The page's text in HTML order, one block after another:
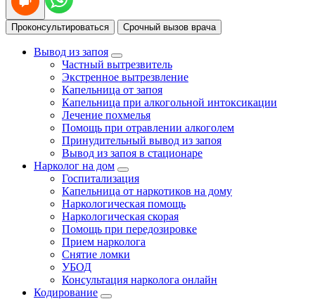
Проконсультироваться Срочный вызов врача
Вывод из запоя
Частный вытрезвитель
Экстренное вытрезвление
Капельница от запоя
Капельница при алкогольной интоксикации
Лечение похмелья
Помощь при отравлении алкоголем
Принудительный вывод из запоя
Вывод из запоя в стационаре
Нарколог на дом
Госпитализация
Капельница от наркотиков на дому
Наркологическая помощь
Наркологическая скорая
Помощь при передозировке
Прием нарколога
Снятие ломки
УБОД
Консультация нарколога онлайн
Кодирование